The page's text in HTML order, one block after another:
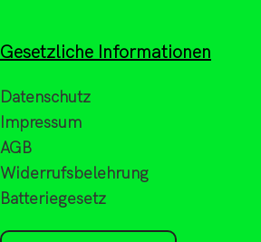
Gesetzliche Informationen
Datenschutz
Impressum
AGB
Widerrufsbelehrung
Batteriegesetz